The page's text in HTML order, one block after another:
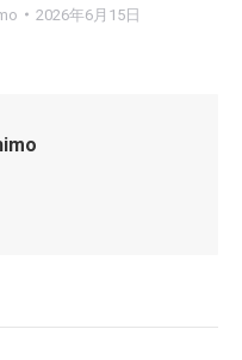
2026年6月15日